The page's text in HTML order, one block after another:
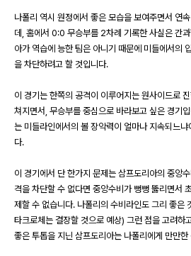
나폴리 역시 원정에서 좋은 모습을 보여주면서 연
데
홈에서 0:0 무승부를 2차례 기록한 사실은 간
아가 역습에 능한 팀은 아니기 때문에 미들에서의
을 차단하려고 할 것입니다.
이 경기는 한쪽의 공격이 이루어지는 원사이드로
쳐지면서 무승부를 중심으로 바라보고 싶은 경기
는 미들라인에서의 볼 장악력이 얼마나 지속되느냐
다.
이 경기에서 단 한가지 문제는 삼프도리아의 중앙수
격을 차단할 수 없다면 중앙수비가 뻥뻥 뚫리면서
제할 수 없습니다. 나폴리의 수비라인도 그리 좋은
타크로체는 결장할 것으로 예상) 그런 점을 고려하
좋은 투톱을 지닌 삼프도리아는 나폴리에게 만만